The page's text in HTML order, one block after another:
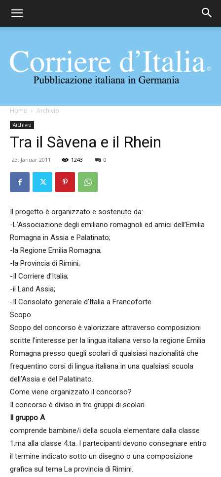
Corriere
d'Italia
Home Archivio
Archivio
Tra il Sàvena e il Rhein
23. Januar 2011 1243 0
Il progetto è organizzato e sostenuto da:
-L’Associazione degli emiliano romagnoli ed amici dell’Emilia
Romagna in Assia e Palatinato;
-la Regione Emilia Romagna;
-la Provincia di Rimini;
-Il Corriere d’Italia;
-il Land Assia;
-Il Consolato generale d’Italia a Francoforte
Scopo
Scopo del concorso è valorizzare attraverso composizioni
scritte l’interesse per la lingua italiana verso la regione Emilia
Romagna presso quegli scolari di qualsiasi nazionalità che
frequentino corsi di lingua italiana in una qualsiasi scuola
dell’Assia e del Palatinato.
Come viene organizzato il concorso?
Il concorso è diviso in tre gruppi di scolari.
Il gruppo A
comprende bambine/i della scuola elementare dalla classe
1.ma alla classe 4.ta. I partecipanti devono consegnare entro
il termine indicato sotto un disegno o una composizione
grafica sul tema La provincia di Rimini.